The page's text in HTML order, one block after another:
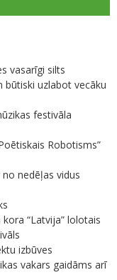
vasarīgi silts
uzlabot vecāku
festivāla
Robotisms”
nedēļas vidus
“Latvija” lolotais
izbūves
vakars gaidāms arī